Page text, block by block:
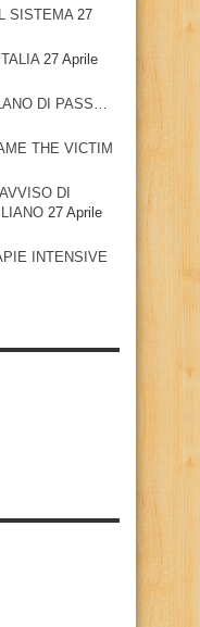
SISTEMA 27
27 Aprile
DI PASS…
THE VICTIM
DI
27 Aprile
INTENSIVE